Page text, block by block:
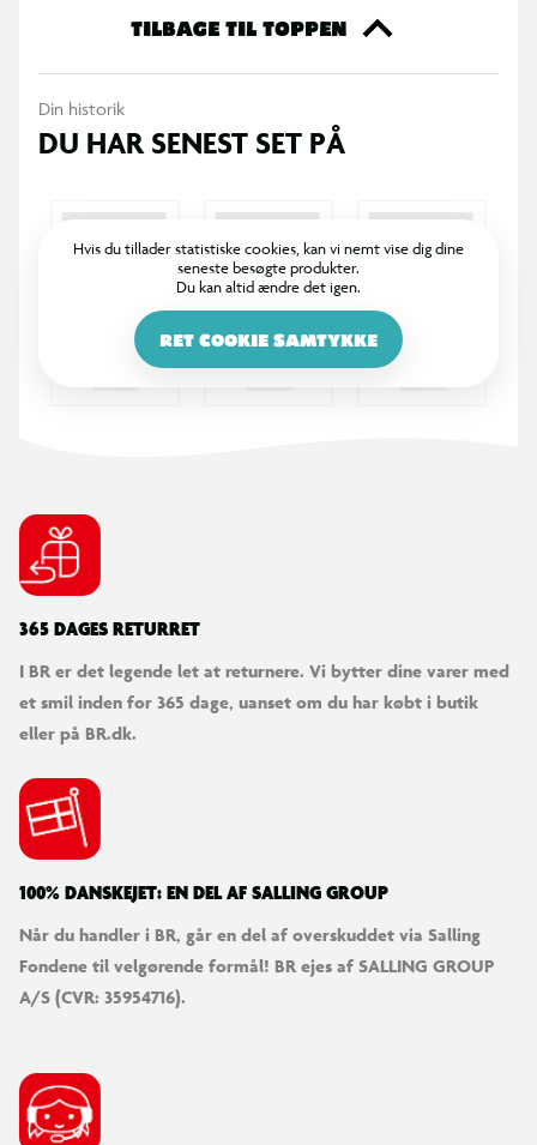
Middle-earth-magi ind i hverdagen.
TILBAGE TIL TOPPEN
Din historik
DU HAR SENEST SET PÅ
Hvis du tillader statistiske cookies, kan vi nemt vise dig dine
seneste besøgte produkter.
Du kan altid ændre det igen.
RET COOKIE SAMTYKKE
365 DAGES RETURRET
I BR er det legende let at returnere. Vi bytter dine varer med
et smil inden for 365 dage, uanset om du har købt i butik
eller på BR.dk.
100% DANSKEJET: EN DEL AF SALLING GROUP
Når du handler i BR, går en del af overskuddet via Salling
Fondene til velgørende formål! BR ejes af SALLING GROUP
A/S (CVR: 35954716).